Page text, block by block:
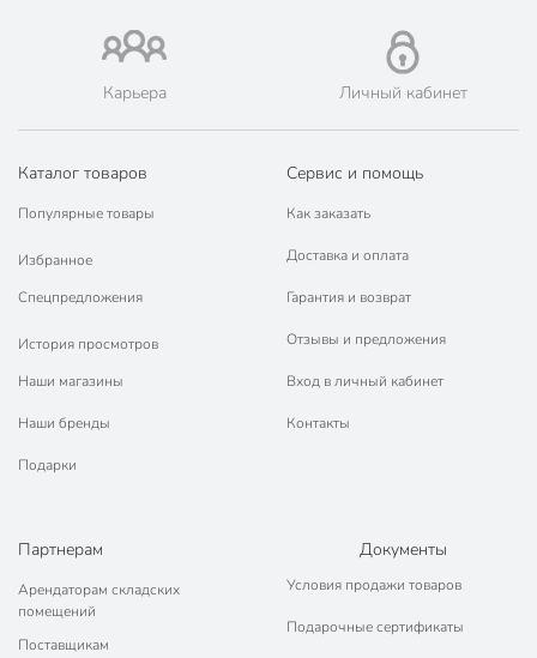
Карьера Личный кабинет
Каталог товаров
Популярные товары
Избранное
Спецпредложения
История просмотров
Наши магазины
Наши бренды
Подарки
Сервис и помощь
Как заказать
Доставка и оплата
Гарантия и возврат
Отзывы и предложения
Вход в личный кабинет
Контакты
Партнерам
Арендаторам складских
помещений
Поставщикам
Документы
Условия продажи товаров
Подарочные сертификаты